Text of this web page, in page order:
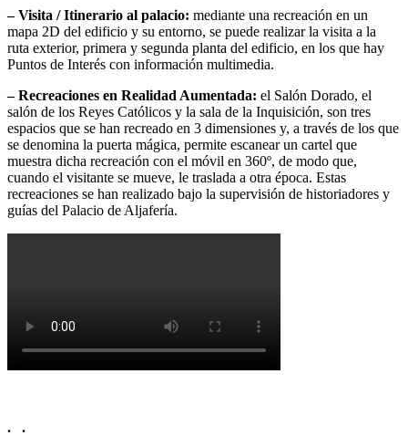
– Visita / Itinerario al palacio: mediante una recreación en un
mapa 2D del edificio y su entorno, se puede realizar la visita a la
ruta exterior, primera y segunda planta del edificio, en los que hay
Puntos de Interés con información multimedia.
–Recreaciones en Realidad Aumentada: el Salón Dorado, el
salón de los Reyes Católicos y la sala de la Inquisición, son tres
espacios que se han recreado en 3 dimensiones y, a través de los que
se denomina la puerta mágica, permite escanear un cartel que
muestra dicha recreación con el móvil en 360º, de modo que,
cuando el visitante se mueve, le traslada a otra época. Estas
recreaciones se han realizado bajo la supervisión de historiadores y
guías del Palacio de Aljafería.
. .